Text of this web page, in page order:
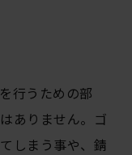
行うための部
ありません。ゴ
しまう事や、錆